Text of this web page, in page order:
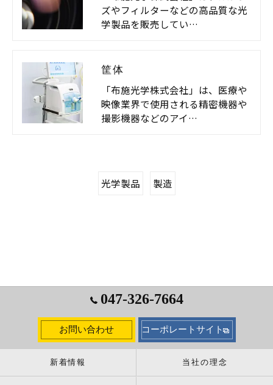
ズやフィルターなどの高品質な光
学製品を販売してい…
筐体
「布施光学株式会社」は、医療や
映像業界で使用される精密機器や
撮影機器などのアイ…
光学製品 製造
047-326-7664
お問い合わせ コーポレートサイト
新着情報 当社の理念